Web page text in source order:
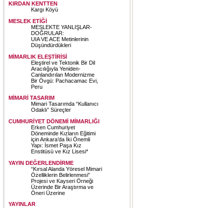
KIRDAN KENTTEN
Kargı Köyü
MESLEK ETİĞİ
MESLEKTE YANLIŞLAR-
DOĞRULAR:
UIA VE ACE Metinlerinin
Düşündürdükleri
MİMARLIK ELEŞTİRİSİ
Eleştirel ve Tektonik Bir Dil
Aracılığıyla Yeniden-
Canlandırılan Modernizme
Bir Övgü: Pachacamac Evi,
Peru
MİMARİ TASARIM
Mimari Tasarımda “Kullanıcı
Odaklı” Süreçler
CUMHURİYET DÖNEMİ MİMARLIĞI
Erken Cumhuriyet
Döneminde Kızların Eğitimi
için Ankara’da İki Önemli
Yapı: İsmet Paşa Kız
Enstitüsü ve Kız Lisesi*
YAYIN DEĞERLENDİRME
“Kırsal Alanda Yöresel Mimari
Özelliklerin Belirlenmesi”
Projesi ve Kayseri Örneği
Üzerinde Bir Araştırma ve
Öneri Üzerine
YAYINLAR